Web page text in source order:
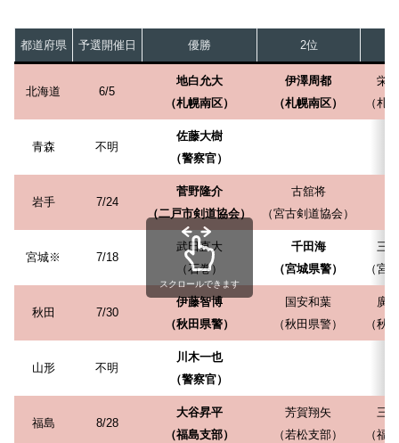
都道府県 予選開催日 優勝 2位
北海道 6/5
地白允大
（札幌南区）
伊澤周都
（札幌南区）
栄
（札
青森 不明
佐藤大樹
（警察官）
岩手 7/24
菅野隆介
（二戸市剣道協会）
古舘将
（宮古剣道協会）
宮城※ 7/18
武田直大
（石巻）
千田海
（宮城県警）
三
（宮
秋田 7/30
伊藤智博
（秋田県警）
国安和葉
（秋田県警）
廣
（秋
山形 不明
川木一也
（警察官）
福島 8/28
大谷昇平
（福島支部）
芳賀翔矢
（若松支部）
三
（福
スクロールできます